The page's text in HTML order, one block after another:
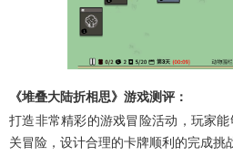
《堆叠大陆折相思》游戏测评：
打造非常精彩的游戏冒险活动，玩家
关冒险，设计合理的卡牌顺利的完成挑战